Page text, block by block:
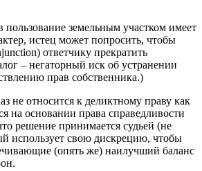
пользование земельным участком имеет
истец может попросить, чтобы
ответчику прекратить
– негаторный иск об устранении
прав собственника.)
не относится к деликтному праву как
на основании права справедливости
решение принимается судьей (не
использует свою дискрецию, чтобы
(опять же) наилучший баланс